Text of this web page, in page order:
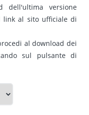
dell'ultima versione
link al sito ufficiale di
al download dei
sul pulsante di